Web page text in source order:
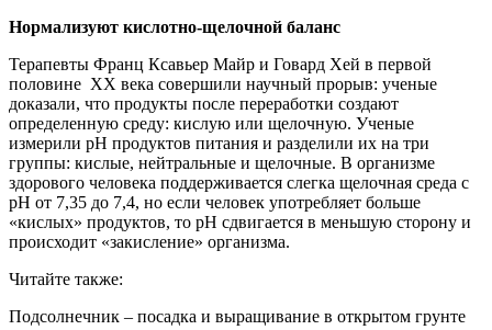
Нормализуют кислотно-щелочной баланс
Терапевты Франц Ксавьер Майр и Говард Хей в первой
половине XX века совершили научный прорыв: ученые
доказали, что продукты после переработки создают
определенную среду: кислую или щелочную. Ученые
измерили pH продуктов питания и разделили их на три
группы: кислые, нейтральные и щелочные. В организме
здорового человека поддерживается слегка щелочная среда с
pH от 7,35 до 7,4, но если человек употребляет больше
«кислых» продуктов, то pH сдвигается в меньшую сторону и
происходит «закисление» организма.
Читайте также:
Подсолнечник – посадка и выращивание в открытом грунте